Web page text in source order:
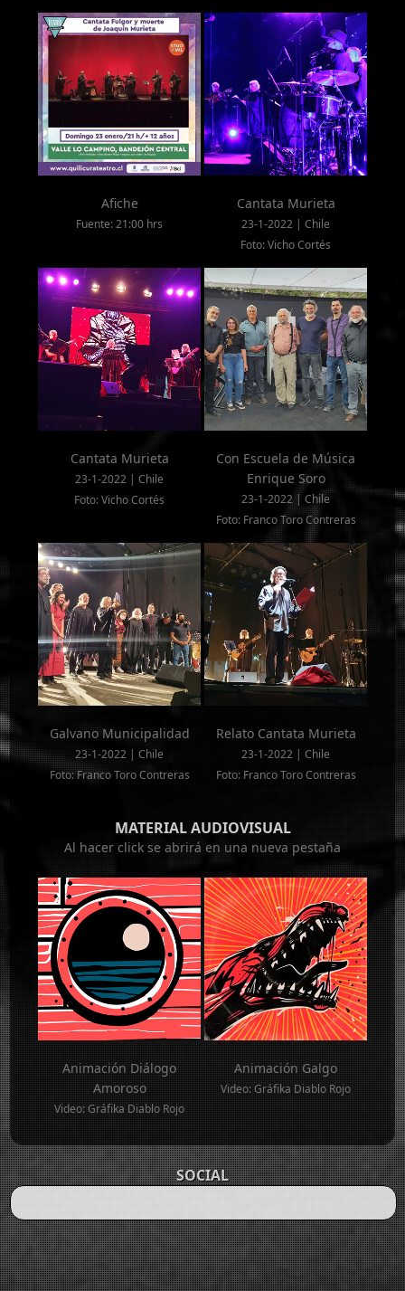
Afiche
Fuente: 21:00 hrs
Cantata Murieta
23-1-2022 | Chile
Foto: Vicho Cortés
Cantata Murieta
23-1-2022 | Chile
Foto: Vicho Cortés
Con Escuela de Música
Enrique Soro
23-1-2022 | Chile
Foto: Franco Toro Contreras
Galvano Municipalidad
23-1-2022 | Chile
Foto: Franco Toro Contreras
Relato Cantata Murieta
23-1-2022 | Chile
Foto: Franco Toro Contreras
MATERIAL AUDIOVISUAL
Al hacer click se abrirá en una nueva pestaña
Animación Diálogo
Amoroso
Video: Gráfika Diablo Rojo
Animación Galgo
Video: Gráfika Diablo Rojo
SOCIAL